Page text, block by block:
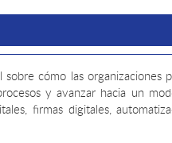
cómo las organizaciones
y avanzar hacia un
firmas digitales,